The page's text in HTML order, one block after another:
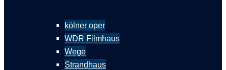
kölner oper
WDR Filmhaus
Wege
Strandhaus